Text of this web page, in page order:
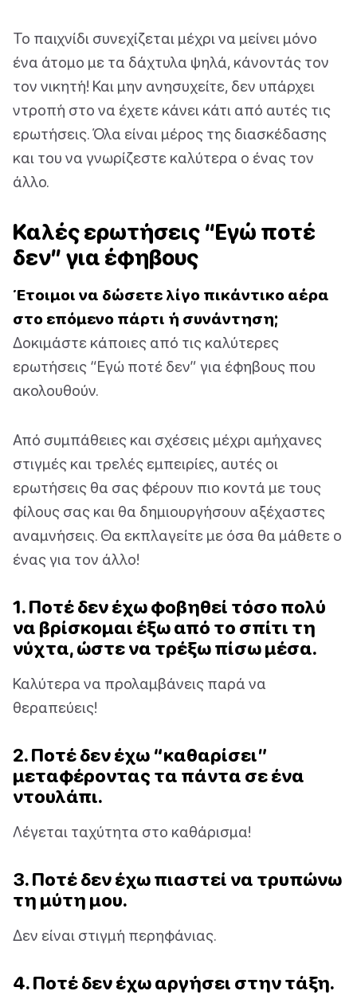
Το παιχνίδι συνεχίζεται μέχρι να μείνει μόνο
ένα άτομο με τα δάχτυλα ψηλά, κάνοντάς τον
τον νικητή! Και μην ανησυχείτε, δεν υπάρχει
ντροπή στο να έχετε κάνει κάτι από αυτές τις
ερωτήσεις. Όλα είναι μέρος της διασκέδασης
και του να γνωρίζεστε καλύτερα ο ένας τον
άλλο.
Καλές ερωτήσεις “Εγώ ποτέ
δεν” για έφηβους
Έτοιμοι να δώσετε λίγο πικάντικο αέρα
στο επόμενο πάρτι ή συνάντηση;
Δοκιμάστε κάποιες από τις καλύτερες
ερωτήσεις “Εγώ ποτέ δεν” για έφηβους που
ακολουθούν.
Από συμπάθειες και σχέσεις μέχρι αμήχανες
στιγμές και τρελές εμπειρίες, αυτές οι
ερωτήσεις θα σας φέρουν πιο κοντά με τους
φίλους σας και θα δημιουργήσουν αξέχαστες
αναμνήσεις. Θα εκπλαγείτε με όσα θα μάθετε ο
ένας για τον άλλο!
1. Ποτέ δεν έχω φοβηθεί τόσο πολύ
να βρίσκομαι έξω από το σπίτι τη
νύχτα, ώστε να τρέξω πίσω μέσα.
Καλύτερα να προλαμβάνεις παρά να
θεραπεύεις!
2. Ποτέ δεν έχω “καθαρίσει”
μεταφέροντας τα πάντα σε ένα
ντουλάπι.
Λέγεται ταχύτητα στο καθάρισμα!
3. Ποτέ δεν έχω πιαστεί να τρυπώνω
τη μύτη μου.
Δεν είναι στιγμή περηφάνιας.
4. Ποτέ δεν έχω αργήσει στην τάξη.